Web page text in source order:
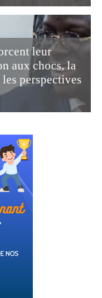
leur
aux chocs, la
perspectives